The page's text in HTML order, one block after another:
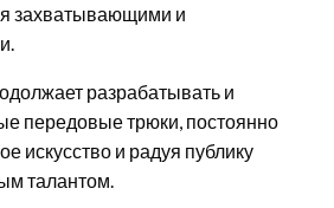
захватывающими и
разрабатывать и
передовые трюки, постоянно
искусство и радуя публику
талантом.